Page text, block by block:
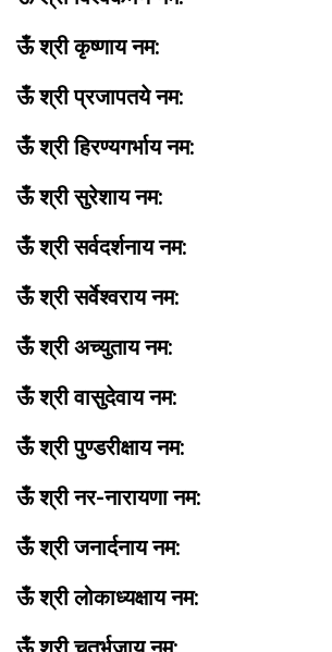
ऊँ श्री कृष्णाय नम:
ऊँ श्री प्रजापतये नम:
ऊँ श्री हिरण्यगर्भाय नम:
ऊँ श्री सुरेशाय नम:
ऊँ श्री सर्वदर्शनाय नम:
ऊँ श्री सर्वेश्वराय नम:
ऊँ श्री अच्युताय नम:
ऊँ श्री वासुदेवाय नम:
ऊँ श्री पुण्डरीक्षाय नम:
ऊँ श्री नर-नारायणा नम:
ऊँ श्री जनार्दनाय नम:
ऊँ श्री लोकाध्यक्षाय नम: